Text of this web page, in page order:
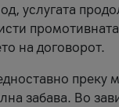
услугата
на договорот.
преку
забава. Во